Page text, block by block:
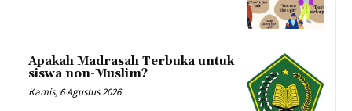
Apakah Madrasah Terbuka untuk
siswa non-Muslim?
Kamis, 6 Agustus 2026